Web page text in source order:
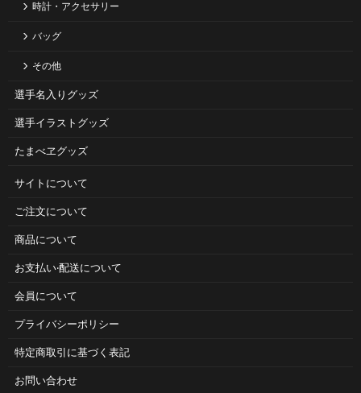
時計・アクセサリー
バッグ
その他
選手名入りグッズ
選手イラストグッズ
たまべヱグッズ
サイトについて
ご注⽂について
商品について
お⽀払い‧配送について
会員について
プライバシーポリシー
特定商取引に基づく表記
お問い合わせ